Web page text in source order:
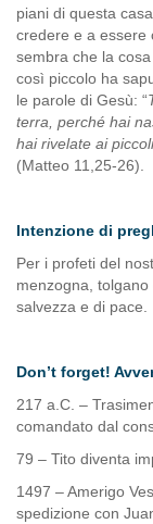
piani di questa
credere e a
sembra che la
così piccolo ha
le parole di Gesù: “
terra, perché hai
hai rivelate ai
(Matteo 11,25-
Intenzione di
Per i profeti del
menzogna,
salvezza e di pace.
Don’t forget!
217 a.C. –
comandato dal
79 – Tito diventa
1497 – Amerigo
spedizione con